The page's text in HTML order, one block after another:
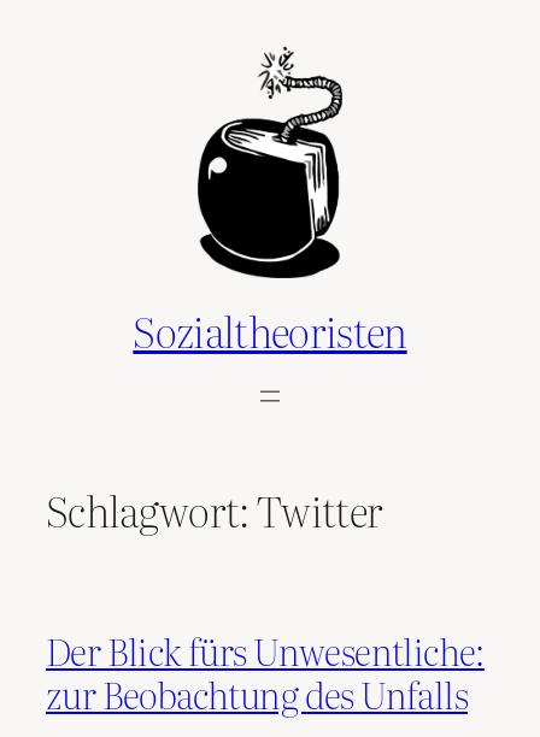
Sozialtheoristen
Schlagwort:Twitter
Der Blick fürs Unwesentliche:
zur Beobachtung des Unfalls